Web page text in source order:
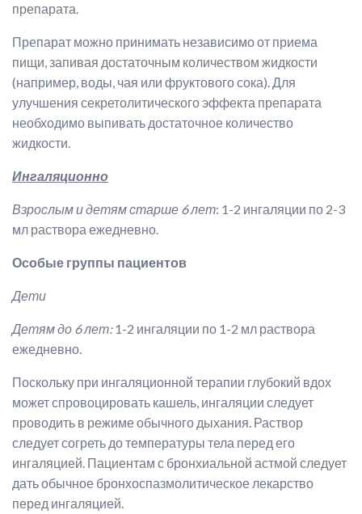
препарата.
Препарат можно принимать независимо от приема
пищи, запивая достаточным количеством жидкости
(например, воды, чая или фруктового сока). Для
улучшения секретолитического эффекта препарата
необходимо выпивать достаточное количество
жидкости.
Ингаляционно
Взрослым и детям старше 6 лет: 1-2 ингаляции по 2-3
мл раствора ежедневно.
Особые группы пациентов
Дети
Детям до 6 лет: 1-2 ингаляции по 1-2 мл раствора
ежедневно.
Поскольку при ингаляционной терапии глубокий вдох
может спровоцировать кашель, ингаляции следует
проводить в режиме обычного дыхания. Раствор
следует согреть до температуры тела перед его
ингаляцией. Пациентам с бронхиальной астмой следует
дать обычное бронхоспазмолитическое лекарство
перед ингаляцией.